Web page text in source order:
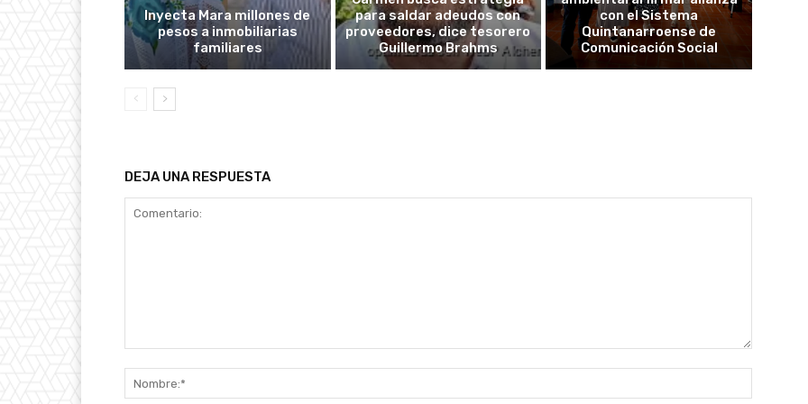
Inyecta Mara millones de
pesos a inmobiliarias
familiares
para saldar adeudos con
proveedores, dice tesorero
Guillermo Brahms
con el Sistema
Quintanarroense de
Comunicación Social
DEJA UNA RESPUESTA